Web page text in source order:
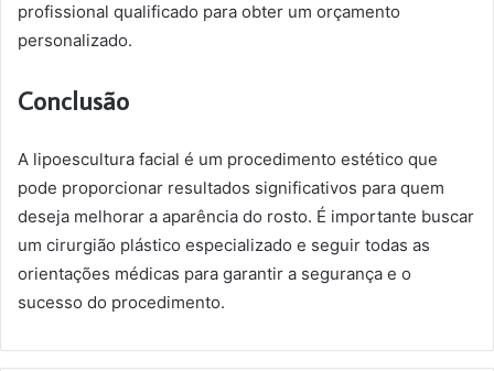
profissional qualificado para obter um orçamento
personalizado.
Conclusão
A lipoescultura facial é um procedimento estético que
pode proporcionar resultados significativos para quem
deseja melhorar a aparência do rosto. É importante buscar
um cirurgião plástico especializado e seguir todas as
orientações médicas para garantir a segurança e o
sucesso do procedimento.